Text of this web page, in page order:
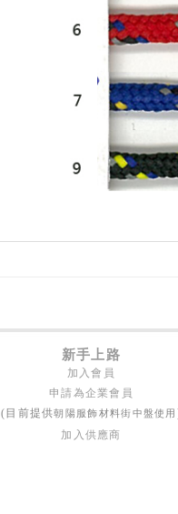
新手上路
加入會員
申請為企業會員
(目前提供朝陽服飾材料街中盤使用
加入供應商